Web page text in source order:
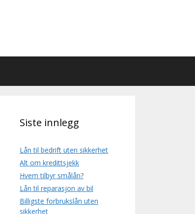
Siste innlegg
Lån til bedrift uten sikkerhet
Alt om kredittsjekk
Hvem tilbyr smålån?
Lån til reparasjon av bil
Billigste forbrukslån uten
sikkerhet